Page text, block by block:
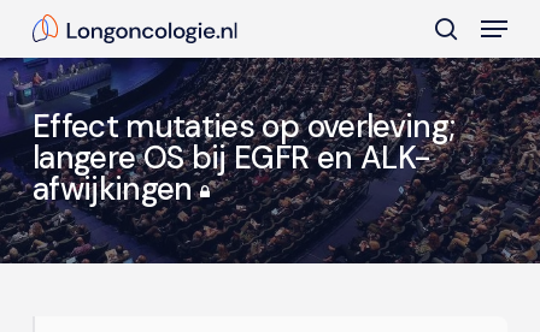
main
content
search
Menu
Effect mutaties op overleving;
langere OS bij EGFR en ALK-
afwijkingen
Close
Menu